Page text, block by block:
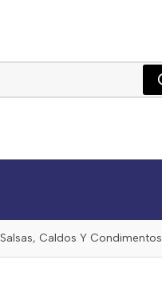
Salsas, Caldos Y Condimentos